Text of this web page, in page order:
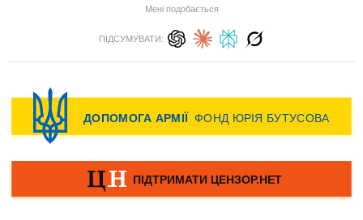
Мені подобається
ПІДСУМУВАТИ: